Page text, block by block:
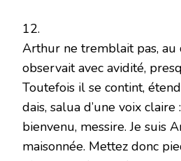
12.
Arthur ne tremblait pas, au
observait avec avidité,
Toutefois il se contint,
dais, salua d’une voix claire
bienvenu, messire. Je suis
maisonnée. Mettez donc